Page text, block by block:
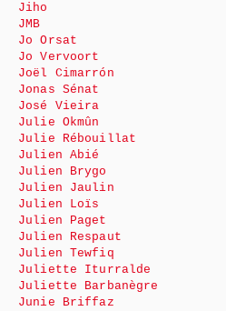
Jiho
JMB
Jo Orsat
Jo Vervoort
Joël Cimarrón
Jonas Sénat
José Vieira
Julie Okmûn
Julie Rébouillat
Julien Abié
Julien Brygo
Julien Jaulin
Julien Loïs
Julien Paget
Julien Respaut
Julien Tewfiq
Juliette Iturralde
Juliette Barbanègre
Junie Briffaz